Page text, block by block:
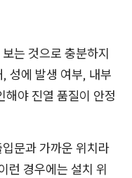
는 것으로 충분하지
성에 발생 여부, 내부
해야 진열 품질이 안정
문과 가까운 위치라
런 경우에는 설치 위